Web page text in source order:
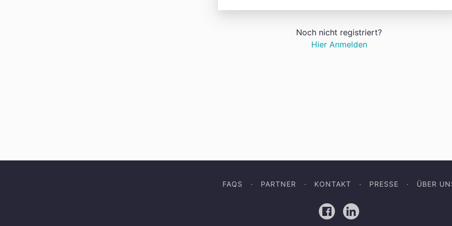
Noch nicht registriert?
Hier Anmelden
FAQS PARTNER KONTAKT PRESSE ÜBER
FacebookLinkedIn